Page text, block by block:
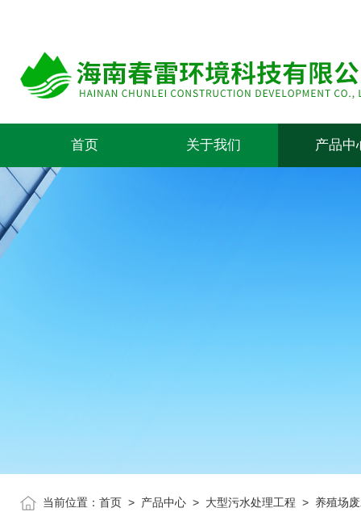
首页 关于我们 产品中
当前位置： 首页 > 产品中心 > 大型污水处理工程 > 养殖场